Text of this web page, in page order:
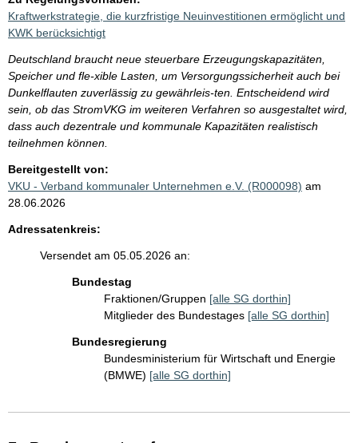
Kraftwerkstrategie, die kurzfristige Neuinvestitionen ermöglicht und
KWK berücksichtigt
Deutschland braucht neue steuerbare Erzeugungskapazitäten,
Speicher und fle-xible Lasten, um Versorgungssicherheit auch bei
Dunkelflauten zuverlässig zu gewährleis-ten. Entscheidend wird
sein, ob das StromVKG im weiteren Verfahren so ausgestaltet wird,
dass auch dezentrale und kommunale Kapazitäten realistisch
teilnehmen können.
Bereitgestellt von:
VKU - Verband kommunaler Unternehmen e.V. (R000098) am
28.06.2026
Adressatenkreis:
Versendet am 05.05.2026 an:
Bundestag
Fraktionen/Gruppen [alle SG dorthin]
Mitglieder des Bundestages [alle SG dorthin]
Bundesregierung
Bundesministerium für Wirtschaft und Energie
(BMWE) [alle SG dorthin]